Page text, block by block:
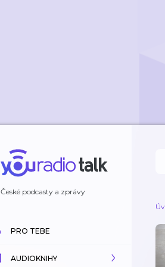
České podcasty a zprávy
PRO TEBE
AUDIOKNIHY